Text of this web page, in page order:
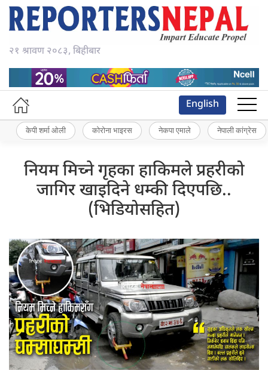
२१ श्रावण २०८३, बिहीबार
English
केपी शर्मा ओली कोरोना भाइरस नेकपा एमाले नेपाली कांग्रेस
नियम मिच्ने गृहका हाकिमले प्रहरीको
जागिर खाइदिने धम्की दिएपछि..
(भिडियोसहित)